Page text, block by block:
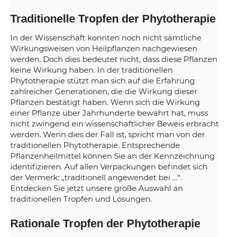
Traditionelle Tropfen der Phytotherapie
In der Wissenschaft konnten noch nicht sämtliche
Wirkungsweisen von Heilpflanzen nachgewiesen
werden. Doch dies bedeutet nicht, dass diese Pflanzen
keine Wirkung haben. In der traditionellen
Phytotherapie stützt man sich auf die Erfahrung
zahlreicher Generationen, die die Wirkung dieser
Pflanzen bestätigt haben. Wenn sich die Wirkung
einer Pflanze über Jahrhunderte bewährt hat, muss
nicht zwingend ein wissenschaftlicher Beweis erbracht
werden. Wenn dies der Fall ist, spricht man von der
traditionellen Phytotherapie. Entsprechende
Pflanzenheilmittel können Sie an der Kennzeichnung
identifizieren. Auf allen Verpackungen befindet sich
der Vermerk: „traditionell angewendet bei …“.
Entdecken Sie jetzt unsere große Auswahl an
traditionellen Tropfen und Lösungen.
Rationale Tropfen der Phytotherapie